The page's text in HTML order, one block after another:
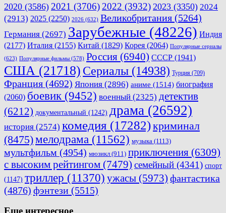
2020 (3586) 2021 (3706) 2022 (3932) 2023 (3350) 2024
(2913) 2025 (2250) 2026 (632) Великобритания (5264)
Германия (2697) Зарубежные (48226) Индия
(2177) Италия (2155) Китай (1829) Корея (2064) Популярные сериалы
(623) Популярные фильмы (578) Россия (6940) СССР (1941)
США (21718) Сериалы (14938) Турция (709)
Франция (4692) Япония (2896) аниме (1514) биография
(2060) боевик (9452) военный (2325) детектив
(6212) документальный (1242) драма (26592)
история (2574) комедия (17282)криминал
(8475)мелодрама (11562) музыка (1113)
мультфильм (4954) мюзикл (911) приключения (6309)
с высоким рейтингом (7479) семейный (4341) спорт
(1147) триллер (11370) ужасы (5973) фантастика
(4876) фэнтези (5515)